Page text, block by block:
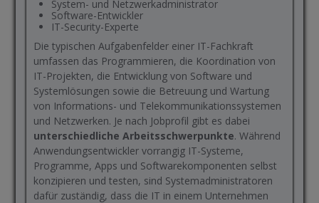
System- und Netzwerkadministrator
Software-Entwickler
IT-Security-Experte
Die typischen Aufgabenfelder einer IT-Fachkraft
umfassen das Programmieren, die Koordination von
IT-Projekten, die Entwicklung von Software und
Systemlösungen sowie die Betreuung und Wartung
von Informations- und Telekommunikationssystemen
und Netzwerken. Je nach Jobprofil gibt es dabei
unterschiedliche Arbeitsschwerpunkte. Während
Anwendungsentwickler vorrangig IT-Systeme,
Programme, Apps und Softwarekomponenten selbst
konzipieren und testen, sind Systemadministratoren
dafür zuständig, dass die IT in einem Unternehmen